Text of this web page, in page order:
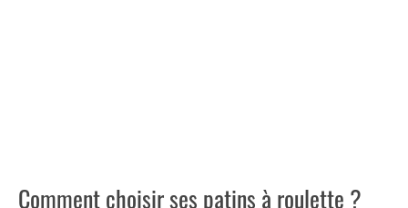
Comment choisir ses patins à roulette ?